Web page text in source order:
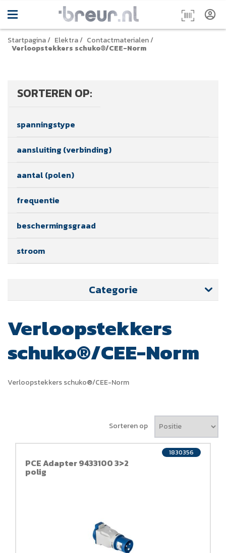
Startpagina/ Elektra/ Contactmaterialen/
Verloopstekkers schuko®/CEE-Norm
SORTEREN OP:
spanningstype
aansluiting (verbinding)
aantal (polen)
frequentie
beschermingsgraad
stroom
Categorie
Verloopstekkers
schuko®/CEE-Norm
Verloopstekkers schuko®/CEE-Norm
Sorteren op
PCE Adapter 9433100 3>2
polig
1830356